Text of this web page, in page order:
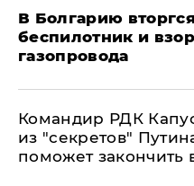
В Болгарию
беспилотник и
газопровода
Командир РДК
из "секретов"
поможет закончить